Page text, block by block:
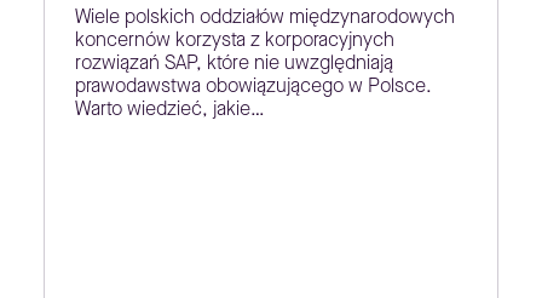
Wiele polskich oddziałów międzynarodowych
koncernów korzysta z korporacyjnych
rozwiązań SAP, które nie uwzględniają
prawodawstwa obowiązującego w Polsce.
Warto wiedzieć, jakie…